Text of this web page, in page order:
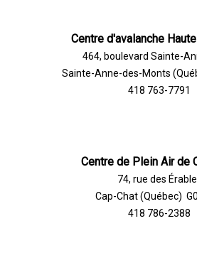
Centre d'avalanche
464, boulevard Sainte-
Sainte-Anne-des-Monts
418 763-7791
Centre de Plein Air de
74, rue des
Cap-Chat (Québec)
418 786-2388